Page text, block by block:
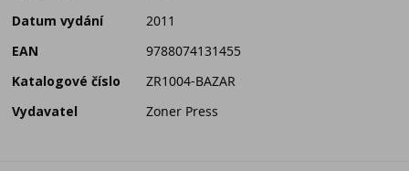
Datum vydání
2011
EAN
9788074131455
Katalogové číslo
ZR1004-BAZAR
Vydavatel
Zoner Press